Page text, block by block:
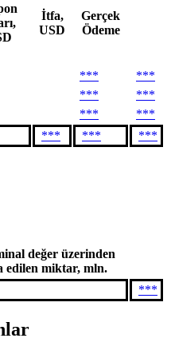
İtfa,
USD
Gerçek
Ödeme
***
***
***
***
***
***
*** ***
***
değer üzerinden
edilen miktar, mln.
***